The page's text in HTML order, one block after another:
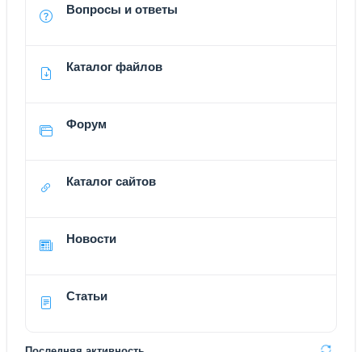
Вопросы и ответы
Каталог файлов
Форум
Каталог сайтов
Новости
Статьи